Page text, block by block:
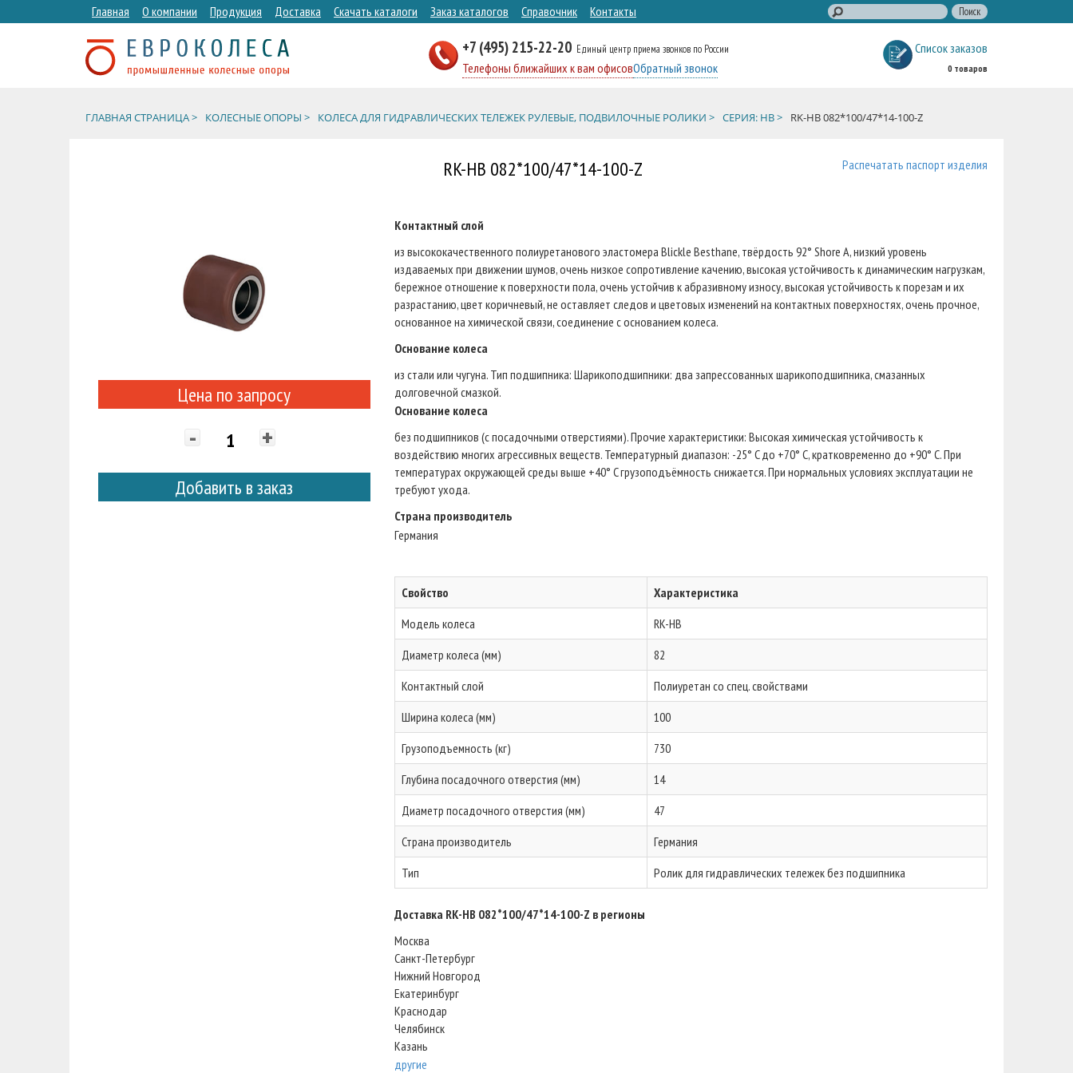
Главная О компании Продукция Доставка Скачать каталоги Заказ каталогов Справочник Контакты
+7 (495) 215-22-20 Единый центр приема звонков по России
Телефоны ближайших к вам офисовОбратный звонок
Список заказов
0 товаров
ГЛАВНАЯ СТРАНИЦА > КОЛЕСНЫЕ ОПОРЫ > КОЛЕСА ДЛЯ ГИДРАВЛИЧЕСКИХ ТЕЛЕЖЕК РУЛЕВЫЕ, ПОДВИЛОЧНЫЕ РОЛИКИ > СЕРИЯ: HB > RK-HB 082*100/47*14-100-Z
RK-HB 082*100/47*14-100-Z Распечатать паспорт изделия
Цена по запросу
- +
Добавить в заказ
Контактный слой
из высококачественного полиуретанового эластомера Blickle Besthane, твёрдость 92° Shore A, низкий уровень
издаваемых при движении шумов, очень низкое сопротивление качению, высокая устойчивость к динамическим нагрузкам,
бережное отношение к поверхности пола, очень устойчив к абразивному износу, высокая устойчивость к порезам и их
разрастанию, цвет коричневый, не оставляет следов и цветовых изменений на контактных поверхностях, очень прочное,
основанное на химической связи, соединение с основанием колеса.
Основание колеса
из стали или чугуна. Тип подшипникa: Шарикоподшипники: два запрессованных шарикоподшипника, смазанных
долговечной смазкой.
Основание колеса
без подшипников (с посадочными отверстиями). Прочие характеристики: Высокая химическая устойчивость к
воздействию многих агрессивных веществ. Температурный диапазон: -25° C до +70° C, кратковременно до +90° C. При
температурах окружающей среды выше +40° C грузоподъёмность снижается. При нормальных условиях эксплуатации не
требуют ухода.
Страна производитель
Германия
Свойство
Характеристика
Модель колеса
RK-HB
Диаметр колеса (мм)
82
Контактный слой
Полиуретан со спец. свойствами
Ширина колеса (мм)
100
Грузоподъемность (кг)
730
Глубина посадочного отверстия (мм)
14
Диаметр посадочного отверстия (мм)
47
Страна производитель
Германия
Тип
Ролик для гидравлических тележек без подшипника
Доставка RK-HB 082*100/47*14-100-Z в регионы
Москва
Санкт-Петербург
Нижний Новгород
Екатеринбург
Краснодар
Челябинск
Казань
другие